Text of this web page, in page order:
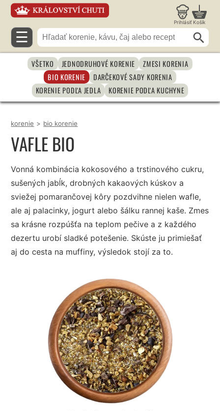
Prihlásiť Košík
☰
VŠETKO JEDNODRUHOVÉ KORENIE
ZMESI KORENIA
BIO KORENIE
DARČEKOVÉ SADY KORENIA
KORENIE PODĽA JEDLA
KORENIE PODĽA KUCHYNE
korenie > bio korenie
VAFLE BIO
Vonná kombinácia kokosového a trstinového cukru,
sušených jabĺk, drobných kakaových kúskov a
sviežej pomarančovej kôry pozdvihne nielen wafle,
ale aj palacinky, jogurt alebo šálku rannej kaše. Zmes
sa krásne rozpúšťa na teplom pečive a z každého
dezertu urobí sladké potešenie. Skúste ju primiešať
aj do cesta na muffiny, výsledok stojí za to.